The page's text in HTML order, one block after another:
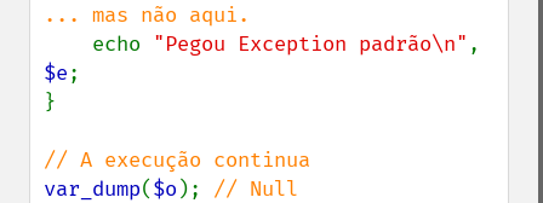
... mas não aqui.
echo "Pegou Exception padrão\n"
$e;
}
var_dump($o ); // Null